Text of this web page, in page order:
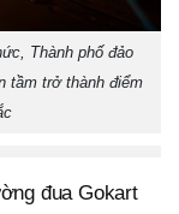
Thành phố đảo
tầm trở thành điểm
đua Gokart